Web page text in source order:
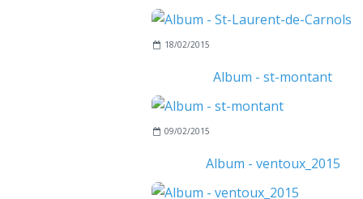
18/02/2015
Album - st-montant
09/02/2015
Album - ventoux_2015